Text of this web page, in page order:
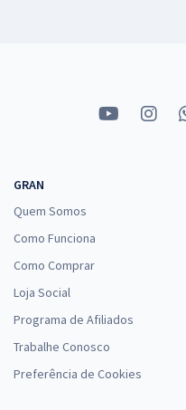
GRAN
Quem Somos
Como Funciona
Como Comprar
Loja Social
Programa de Afiliados
Trabalhe Conosco
Preferência de Cookies